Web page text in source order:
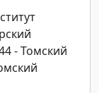
- Томский